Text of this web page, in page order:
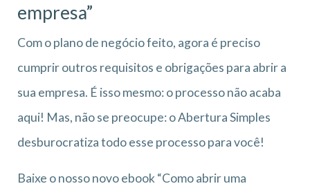
empresa”
Com o plano de negócio feito, agora é preciso
cumprir outros requisitos e obrigações para abrir a
sua empresa. É isso mesmo: o processo não acaba
aqui! Mas, não se preocupe: o Abertura Simples
desburocratiza todo esse processo para você!
Baixe o nosso novo ebook “Como abrir uma